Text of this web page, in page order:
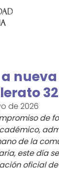
32
de 2026
de
de la
este día
oficial